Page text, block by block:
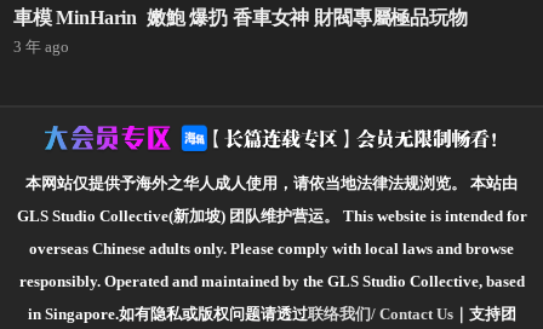
車模 MinHarin 嫩鮑 爆扔 香車女神 財閥專屬極品玩物
3 年 ago
本网站仅提供予海外之华人成人使用，请依当地法律法规浏览。
本站由
GLS Studio Collective(新加坡) 团队维护营运。
This website is intended for
overseas Chinese adults only. Please comply with local laws and browse
responsibly. Operated and maintained by the GLS Studio Collective, based
in Singapore.如有隐私或版权问题请透过联络我们/ Contact Us｜支持团